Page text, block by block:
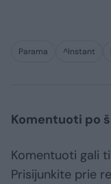
Parama ^Instant
Komentuoti po
Komentuoti gali
Prisijunkite prie